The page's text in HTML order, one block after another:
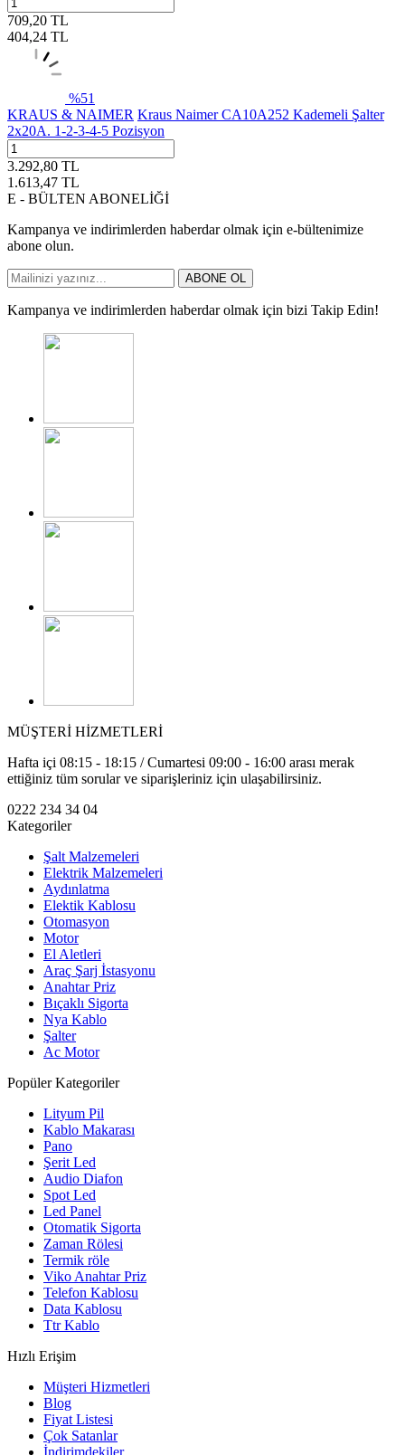
709,20 TL
404,24 TL
%51
KRAUS & NAIMER Kraus Naimer CA10A252 Kademeli Şalter
2x20A. 1-2-3-4-5 Pozisyon
3.292,80 TL
1.613,47 TL
E - BÜLTEN ABONELİĞİ
Kampanya ve indirimlerden haberdar olmak için e-bültenimize
abone olun.
ABONE OL
Kampanya ve indirimlerden haberdar olmak için bizi Takip Edin!
MÜŞTERİ HİZMETLERİ
Hafta içi 08:15 - 18:15 / Cumartesi 09:00 - 16:00 arası merak
ettiğiniz tüm sorular ve siparişleriniz için ulaşabilirsiniz.
0222 234 34 04
Kategoriler
Şalt Malzemeleri
Elektrik Malzemeleri
Aydınlatma
Elektik Kablosu
Otomasyon
Motor
El Aletleri
Araç Şarj İstasyonu
Anahtar Priz
Bıçaklı Sigorta
Nya Kablo
Şalter
Ac Motor
Popüler Kategoriler
Lityum Pil
Kablo Makarası
Pano
Şerit Led
Audio Diafon
Spot Led
Led Panel
Otomatik Sigorta
Zaman Rölesi
Termik röle
Viko Anahtar Priz
Telefon Kablosu
Data Kablosu
Ttr Kablo
Hızlı Erişim
Müşteri Hizmetleri
Blog
Fiyat Listesi
Çok Satanlar